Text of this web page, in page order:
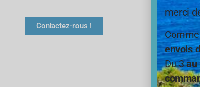
Contactez-nous !
merci
envois
Du 3au